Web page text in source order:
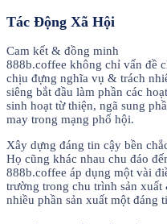
Tác Động Xã Hội
Cam kết & đồng minh
888b.coffee không chỉ vấn đề
chịu đựng nghĩa vụ & trách
siêng bắt đầu làm phần các
sinh hoạt từ thiện, ngã sung
may trong mạng phố hội.
Xây dựng đáng tin cậy bền
Họ cũng khác nhau chu đáo
888b.coffee áp dụng một vài
trường trong chu trình sản
nhiều phần sản xuất một đáng